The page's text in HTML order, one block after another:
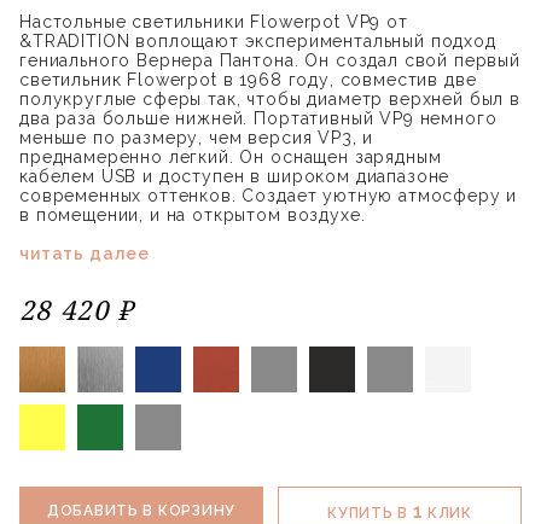
Настольные светильники Flowerpot VP9 от
&TRADITION воплощают экспериментальный подход
гениального Вернера Пантона. Он создал свой первый
светильник Flowerpot в 1968 году, совместив две
полукруглые сферы так, чтобы диаметр верхней был в
два раза больше нижней. Портативный VP9 немного
меньше по размеру, чем версия VP3, и
преднамеренно легкий. Он оснащен зарядным
кабелем USB и доступен в широком диапазоне
современных оттенков. Создает уютную атмосферу и
в помещении, и на открытом воздухе.
читать далее
28 420 ₽
ДОБАВИТЬ В КОРЗИНУ КУПИТЬ В 1 КЛИК